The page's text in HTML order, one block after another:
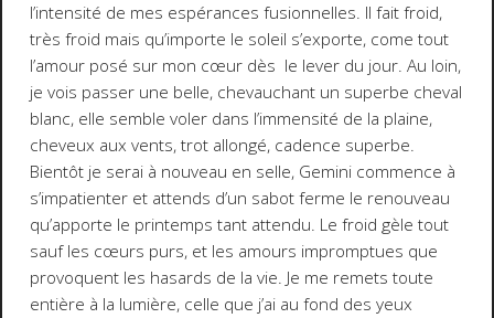
l’intensité de mes espérances fusionnelles. Il fait froid,
très froid mais qu’importe le soleil s’exporte, come tout
l’amour posé sur mon cœur dès le lever du jour. Au loin,
je vois passer une belle, chevauchant un superbe cheval
blanc, elle semble voler dans l’immensité de la plaine,
cheveux aux vents, trot allongé, cadence superbe.
Bientôt je serai à nouveau en selle, Gemini commence à
s’impatienter et attends d’un sabot ferme le renouveau
qu’apporte le printemps tant attendu. Le froid gèle tout
sauf les cœurs purs, et les amours impromptues que
provoquent les hasards de la vie. Je me remets toute
entière à la lumière, celle que j’ai au fond des yeux